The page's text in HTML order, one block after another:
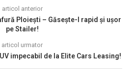
articol anterior
Ploiești – Găsește-l rapid și ușor
pe Stailer!
articol urmator
impecabil de la Elite Cars Leasing!